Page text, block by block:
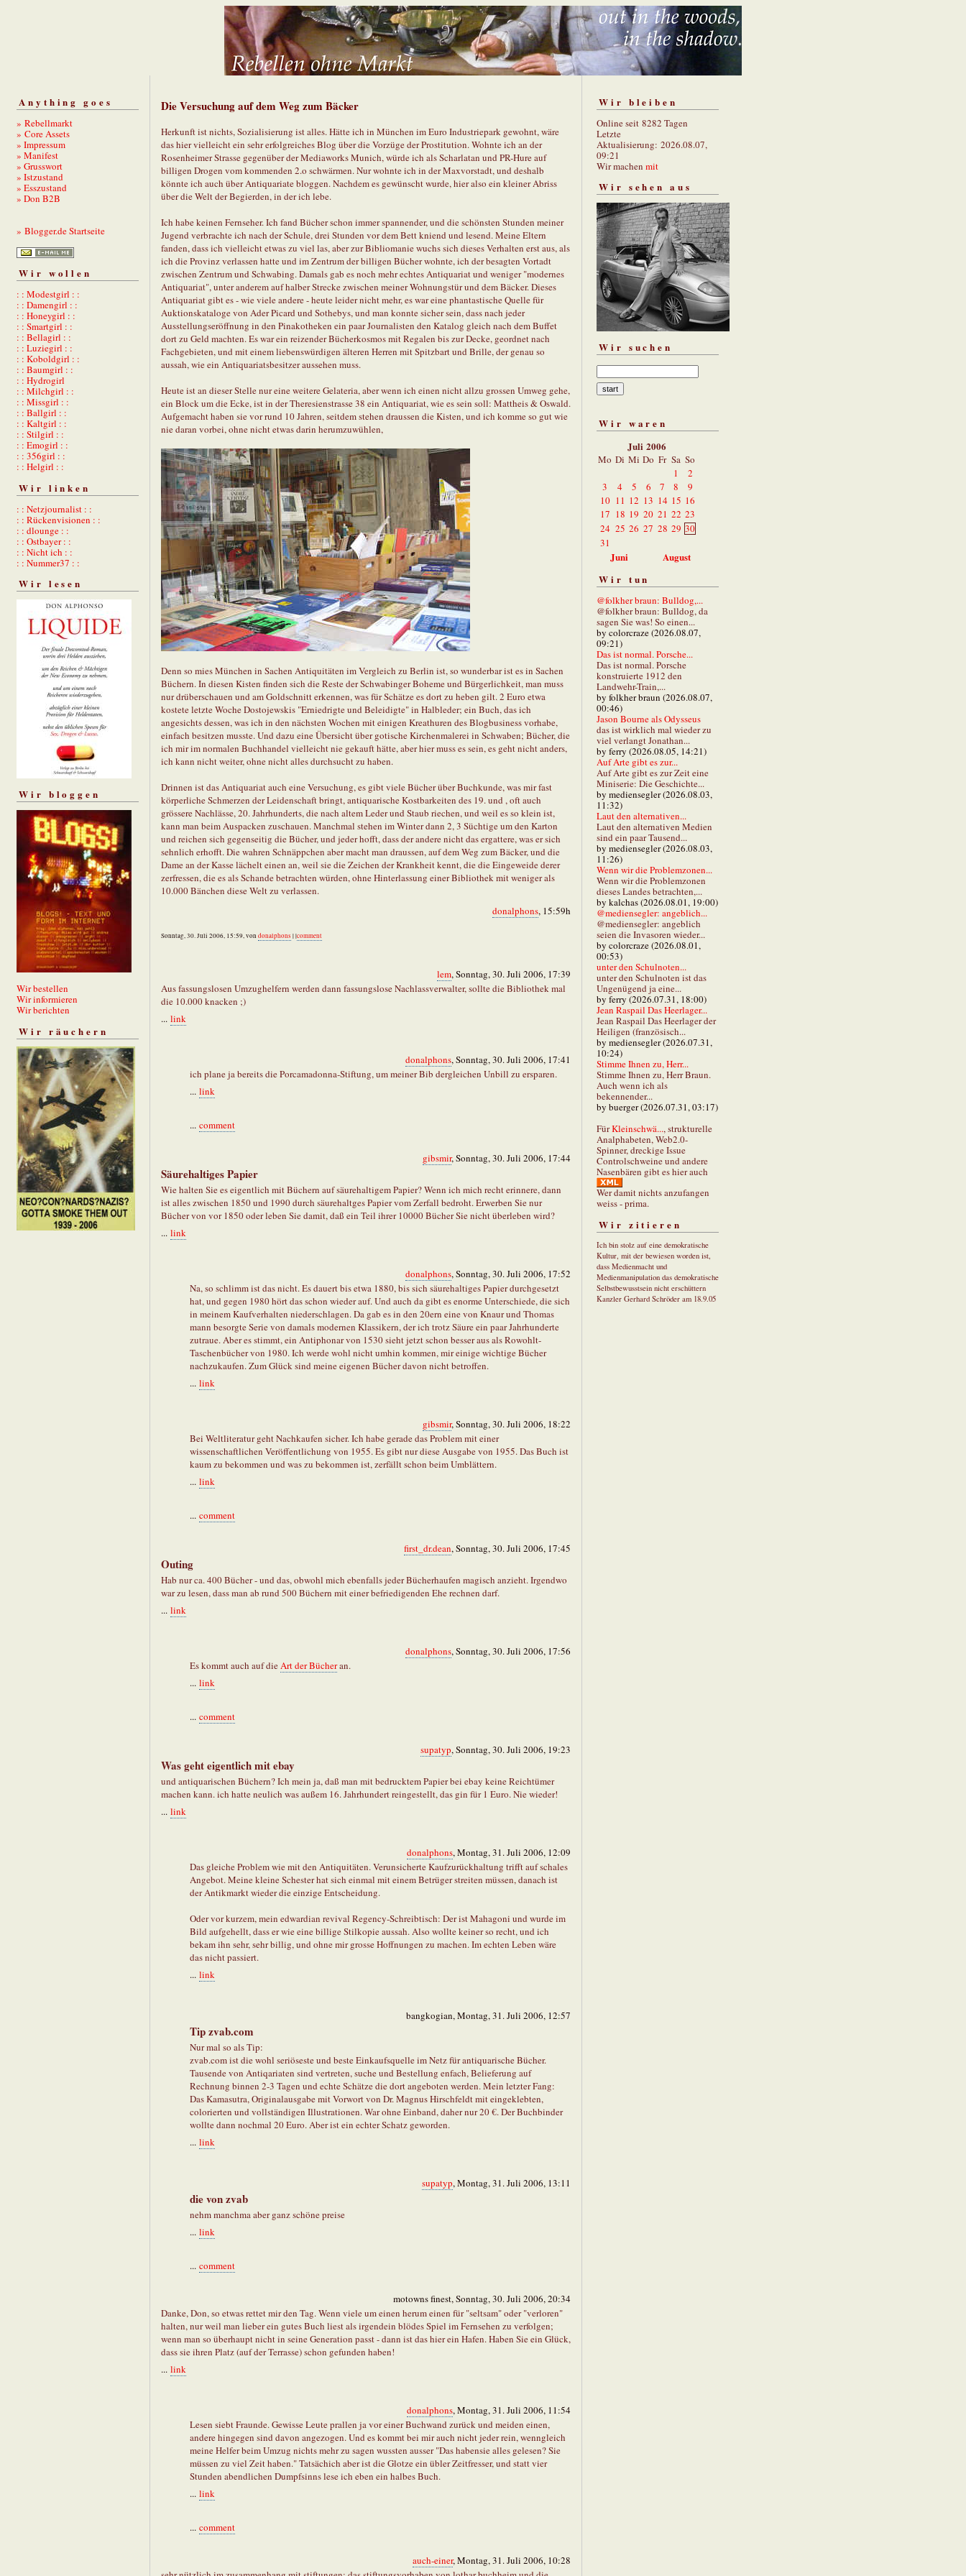
Anything goes
» Rebellmarkt
» Core Assets
» Impressum
» Manifest
» Grusswort
» Istzustand
» Esszustand
» Don B2B
» Blogger.de Startseite
Wir wollen
: : Modestgirl : :
: : Damengirl : :
: : Honeygirl : :
: : Smartgirl : :
: : Bellagirl : :
: : Luziegirl : :
: : Koboldgirl : :
: : Baumgirl : :
: : Hydrogirl
: : Milchgirl : :
: : Missgirl : :
: : Ballgirl : :
: : Kaltgirl : :
: : Stilgirl : :
: : Emogirl : :
: : 356girl : :
: : Helgirl : :
Wir linken
: : Netzjournalist : :
: : Rückenvisionen : :
: : dlounge : :
: : Ostbayer : :
: : Nicht ich : :
: : Nummer37 : :
Wir lesen
Wir bloggen
Wir bestellen
Wir informieren
Wir berichten
Wir räuchern
Die Versuchung auf dem Weg zum Bäcker
Herkunft ist nichts, Sozialisierung ist alles. Hätte ich in München im Euro Industriepark gewohnt, wäre
das hier vielleicht ein sehr erfolgreiches Blog über die Vorzüge der Prostitution. Wohnte ich an der
Rosenheimer Strasse gegenüber der Mediaworks Munich, würde ich als Scharlatan und PR-Hure auf
billigen Drogen vom kommenden 2.o schwärmen. Nur wohnte ich in der Maxvorstadt, und deshalb
könnte ich auch über Antiquariate bloggen. Nachdem es gewünscht wurde, hier also ein kleiner Abriss
über die Welt der Begierden, in der ich lebe.
Ich habe keinen Fernseher. Ich fand Bücher schon immer spannender, und die schönsten Stunden meiner
Jugend verbrachte ich nach der Schule, drei Stunden vor dem Bett kniend und lesend. Meine Eltern
fanden, dass ich vielleicht etwas zu viel las, aber zur Bibliomanie wuchs sich dieses Verhalten erst aus, als
ich die Provinz verlassen hatte und im Zentrum der billigen Bücher wohnte, ich der besagten Vortadt
zwischen Zentrum und Schwabing. Damals gab es noch mehr echtes Antiquariat und weniger "modernes
Antiquariat", unter anderem auf halber Strecke zwischen meiner Wohnungstür und dem Bäcker. Dieses
Antiquariat gibt es - wie viele andere - heute leider nicht mehr, es war eine phantastische Quelle für
Auktionskataloge von Ader Picard und Sothebys, und man konnte sicher sein, dass nach jeder
Ausstellungseröffnung in den Pinakotheken ein paar Journalisten den Katalog gleich nach dem Buffet
dort zu Geld machten. Es war ein reizender Bücherkosmos mit Regalen bis zur Decke, geordnet nach
Fachgebieten, und mit einem liebenswürdigen älteren Herren mit Spitzbart und Brille, der genau so
aussah, wie ein Antiquariatsbesitzer aussehen muss.
Heute ist an dieser Stelle nur eine weitere Gelateria, aber wenn ich einen nicht allzu grossen Umweg gehe,
ein Block um die Ecke, ist in der Theresienstrasse 38 ein Antiquariat, wie es sein soll: Mattheis & Oswald.
Aufgemacht haben sie vor rund 10 Jahren, seitdem stehen draussen die Kisten, und ich komme so gut wie
nie daran vorbei, ohne nicht etwas darin herumzuwühlen,
Denn so mies München in Sachen Antiquitäten im Vergleich zu Berlin ist, so wunderbar ist es in Sachen
Büchern. In diesen Kisten finden sich die Reste der Schwabinger Boheme und Bürgerlichkeit, man muss
nur drüberschauen und am Goldschnitt erkennen, was für Schätze es dort zu heben gilt. 2 Euro etwa
kostete letzte Woche Dostojewskis "Erniedrigte und Beleidigte" in Halbleder; ein Buch, das ich
angesichts dessen, was ich in den nächsten Wochen mit einigen Kreathuren des Blogbusiness vorhabe,
einfach besitzen musste. Und dazu eine Übersicht über gotische Kirchenmalerei in Schwaben; Bücher, die
ich mir im normalen Buchhandel vielleicht nie gekauft hätte, aber hier muss es sein, es geht nicht anders,
ich kann nicht weiter, ohne nicht alles durchsucht zu haben.
Drinnen ist das Antiquariat auch eine Versuchung, es gibt viele Bücher über Buchkunde, was mir fast
körperliche Schmerzen der Leidenschaft bringt, antiquarische Kostbarkeiten des 19. und , oft auch
grössere Nachlässe, 20. Jahrhunderts, die nach altem Leder und Staub riechen, und weil es so klein ist,
kann man beim Auspacken zuschauen. Manchmal stehen im Winter dann 2, 3 Süchtige um den Karton
und reichen sich gegenseitig die Bücher, und jeder hofft, dass der andere nicht das ergattere, was er sich
sehnlich erhofft. Die wahren Schnäppchen aber macht man draussen, auf dem Weg zum Bäcker, und die
Dame an der Kasse lächelt einen an, weil sie die Zeichen der Krankheit kennt, die die Eingeweide derer
zerfressen, die es als Schande betrachten würden, ohne Hinterlassung einer Bibliothek mit weniger als
10.000 Bänchen diese Welt zu verlassen.
donalphons, 15:59h
Sonntag, 30. Juli 2006, 15:59, von donalphons | |comment
lem, Sonntag, 30. Juli 2006, 17:39
Aus fassungslosen Umzughelfern werden dann fassungslose Nachlassverwalter, sollte die Bibliothek mal
die 10.000 knacken ;)
... link
donalphons, Sonntag, 30. Juli 2006, 17:41
ich plane ja bereits die Porcamadonna-Stiftung, um meiner Bib dergleichen Unbill zu ersparen.
... link
... comment
gibsmir, Sonntag, 30. Juli 2006, 17:44
Säurehaltiges Papier
Wie halten Sie es eigentlich mit Büchern auf säurehaltigem Papier? Wenn ich mich recht erinnere, dann
ist alles zwischen 1850 und 1990 durch säurehaltges Papier vom Zerfall bedroht. Erwerben Sie nur
Bücher von vor 1850 oder leben Sie damit, daß ein Teil ihrer 10000 Bücher Sie nicht überleben wird?
... link
donalphons, Sonntag, 30. Juli 2006, 17:52
Na, so schlimm ist das nicht. Es dauert bis etwa 1880, bis sich säurehaltiges Papier durchgesetzt
hat, und gegen 1980 hört das schon wieder auf. Und auch da gibt es enorme Unterschiede, die sich
in meinem Kaufverhalten niederschlagen. Da gab es in den 20ern eine von Knaur und Thomas
mann besorgte Serie von damals modernen Klassikern, der ich trotz Säure ein paar Jahrhunderte
zutraue. Aber es stimmt, ein Antiphonar von 1530 sieht jetzt schon besser aus als Rowohlt-
Taschenbücher von 1980. Ich werde wohl nicht umhin kommen, mir einige wichtige Bücher
nachzukaufen. Zum Glück sind meine eigenen Bücher davon nicht betroffen.
... link
gibsmir, Sonntag, 30. Juli 2006, 18:22
Bei Weltliteratur geht Nachkaufen sicher. Ich habe gerade das Problem mit einer
wissenschaftlichen Veröffentlichung von 1955. Es gibt nur diese Ausgabe von 1955. Das Buch ist
kaum zu bekommen und was zu bekommen ist, zerfällt schon beim Umblättern.
... link
... comment
first_dr.dean, Sonntag, 30. Juli 2006, 17:45
Outing
Hab nur ca. 400 Bücher - und das, obwohl mich ebenfalls jeder Bücherhaufen magisch anzieht. Irgendwo
war zu lesen, dass man ab rund 500 Büchern mit einer befriedigenden Ehe rechnen darf.
... link
donalphons, Sonntag, 30. Juli 2006, 17:56
Es kommt auch auf dieArt der Bücheran.
... link
... comment
supatyp, Sonntag, 30. Juli 2006, 19:23
Was geht eigentlich mit ebay
und antiquarischen Büchern? Ich mein ja, daß man mit bedrucktem Papier bei ebay keine Reichtümer
machen kann. ich hatte neulich was außem 16. Jahrhundert reingestellt, das gin für 1 Euro. Nie wieder!
... link
donalphons, Montag, 31. Juli 2006, 12:09
Das gleiche Problem wie mit den Antiquitäten. Verunsicherte Kaufzurückhaltung trifft auf schales
Angebot. Meine kleine Schester hat sich einmal mit einem Betrüger streiten müssen, danach ist
der Antikmarkt wieder die einzige Entscheidung.
Oder vor kurzem, mein edwardian revival Regency-Schreibtisch: Der ist Mahagoni und wurde im
Bild aufgehellt, dass er wie eine billige Stilkopie aussah. Also wollte keiner so recht, und ich
bekam ihn sehr, sehr billig, und ohne mir grosse Hoffnungen zu machen. Im echten Leben wäre
das nicht passiert.
... link
bangkogian, Montag, 31. Juli 2006, 12:57
Tip zvab.com
Nur mal so als Tip:
zvab.com ist die wohl seriöseste und beste Einkaufsquelle im Netz für antiquarische Bücher.
Tausende von Antiqariaten sind vertreten, suche und Bestellung enfach, Belieferung auf
Rechnung binnen 2-3 Tagen und echte Schätze die dort angeboten werden. Mein letzter Fang:
Das Kamasutra, Originalausgabe mit Vorwort von Dr. Magnus Hirschfeldt mit eingeklebten,
colorierten und vollständigen Illustrationen. War ohne Einband, daher nur 20 €. Der Buchbinder
wollte dann nochmal 20 Euro. Aber ist ein echter Schatz geworden.
... link
supatyp, Montag, 31. Juli 2006, 13:11
die von zvab
nehm manchma aber ganz schöne preise
... link
... comment
motowns finest, Sonntag, 30. Juli 2006, 20:34
Danke, Don, so etwas rettet mir den Tag. Wenn viele um einen herum einen für "seltsam" oder "verloren"
halten, nur weil man lieber ein gutes Buch liest als irgendein blödes Spiel im Fernsehen zu verfolgen;
wenn man so überhaupt nicht in seine Generation passt - dann ist das hier ein Hafen. Haben Sie ein Glück,
dass sie ihren Platz (auf der Terrasse) schon gefunden haben!
... link
donalphons, Montag, 31. Juli 2006, 11:54
Lesen siebt Fraunde. Gewisse Leute prallen ja vor einer Buchwand zurück und meiden einen,
andere hingegen sind davon angezogen. Und es kommt bei mir auch nicht jeder rein, wenngleich
meine Helfer beim Umzug nichts mehr zu sagen wussten ausser "Das habensie alles gelesen? Sie
müssen zu viel Zeit haben." Tatsächich aber ist die Glotze ein übler Zeitfresser, und statt vier
Stunden abendlichen Dumpfsinns lese ich eben ein halbes Buch.
... link
... comment
auch-einer, Montag, 31. Juli 2006, 10:28
Wir bleiben
Online seit 8282 Tagen
Letzte
Aktualisierung: 2026.08.07,
09:21
Wir machen mit
Wir sehen aus
Wir suchen
Wir waren
Juli 2006
Mo Di Mi Do Fr Sa So
1
2
3
4 5 6 7 8
9
10 11 12 13 14 15 16
17 18 19 20 21 22 23
24 25 26 27 28 29 30
31
Juni
August
Wir tun
@folkher braun: Bulldog,...
@folkher braun: Bulldog, da
sagen Sie was! So einen...
by colorcraze (2026.08.07,
09:21)
Das ist normal. Porsche...
Das ist normal. Porsche
konstruierte 1912 den
Landwehr-Train,...
by folkher braun (2026.08.07,
00:46)
Jason Bourne als Odysseus
das ist wirklich mal wieder zu
viel verlangt Jonathan...
by ferry (2026.08.05, 14:21)
Auf Arte gibt es zur...
Auf Arte gibt es zur Zeit eine
Miniserie: Die Geschichte...
by mediensegler (2026.08.03,
11:32)
Laut den alternativen...
Laut den alternativen Medien
sind ein paar Tausend...
by mediensegler (2026.08.03,
11:26)
Wenn wir die Problemzonen...
Wenn wir die Problemzonen
dieses Landes betrachten,...
by kalchas (2026.08.01, 19:00)
@mediensegler: angeblich...
@mediensegler: angeblich
seien die Invasoren wieder...
by colorcraze (2026.08.01,
00:53)
unter den Schulnoten...
unter den Schulnoten ist das
Ungenügend ja eine...
by ferry (2026.07.31, 18:00)
Jean Raspail Das Heerlager...
Jean Raspail Das Heerlager der
Heiligen (französisch...
by mediensegler (2026.07.31,
10:24)
Stimme Ihnen zu, Herr...
Stimme Ihnen zu, Herr Braun.
Auch wenn ich als
bekennender...
by buerger (2026.07.31, 03:17)
FürKleinschwä..., strukturelle
Analphabeten, Web2.0-
Spinner, dreckige Issue
Controlschweine und andere
Nasenbären gibt es hier auch
Wer damit nichts anzufangen
weiss - prima.
Wir zitieren
Ich bin stolz auf eine demokratische
Kultur, mit der bewiesen worden ist,
dass Medienmacht und
Medienmanipulation das demokratische
Selbstbewusstsein nicht erschüttern
Kanzler Gerhard Schröder am 18.9.05